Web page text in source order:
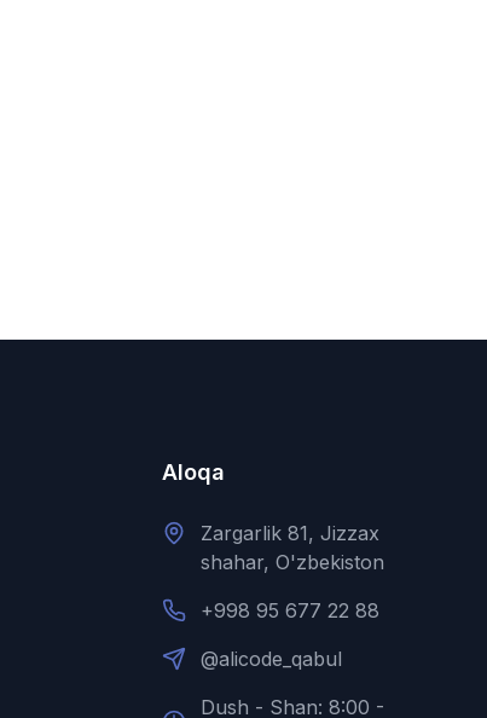
Aloqa
Zargarlik 81, Jizzax
shahar, O'zbekiston
+998 95 677 22 88
@alicode_qabul
Dush - Shan: 8:00 -